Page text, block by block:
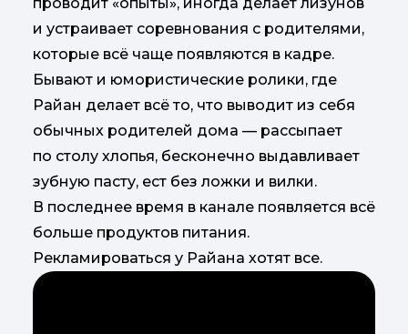
и устраивает соревнования с родителями,
которые всё чаще появляются в кадре.
Бывают и юмористические ролики, где
Райан делает всё то, что выводит из себя
обычных родителей дома — рассыпает
по столу хлопья, бесконечно выдавливает
зубную пасту, ест без ложки и вилки.
В последнее время в канале появляется всё
больше продуктов питания.
Рекламироваться у Райана хотят все.